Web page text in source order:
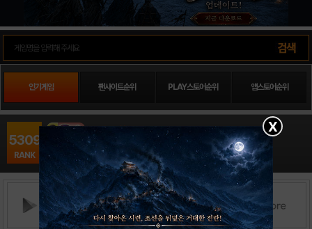
인기게임 팬사이트순위 PLAY스토어순위 앱스토어순위
5309
RANK
유혹의한수16
아케이드 / 모라이즌
출시일: 2014-10-14
X